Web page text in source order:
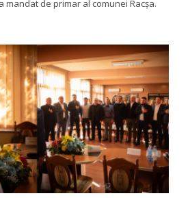
mandat de primar al comunei Racșa.